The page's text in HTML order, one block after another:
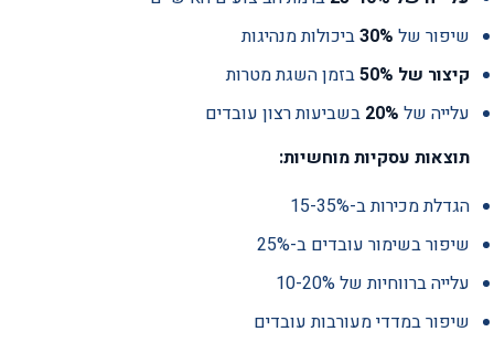
שיפור של 30%ביכולות מנהיגות
קיצור של 50%
בזמן השגת מטרות
עלייה של 20% בשביעות רצון עובדים
תוצאות עסקיות מוחשיות:
הגדלת מכירות ב-15-35%
שיפור בשימור עובדים ב-25%
עלייה ברווחיות של 10-20%
שיפור במדדי מעורבות עובדים